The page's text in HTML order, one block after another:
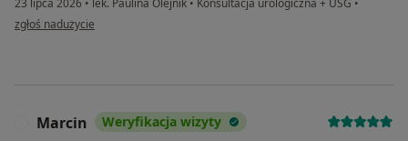
23 lipca 2026 • lek. Paulina Olejnik • Konsultacja urologiczna + USG •
w opinii użytkownika Jan
zgłoś nadużycie
Marcin Weryfikacja wizyty